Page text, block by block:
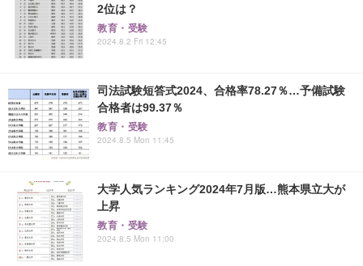
2位は？
教育・受験
2024.8.2 Fri 12:45
司法試験短答式2024、合格率78.27％…予備試験
合格者は99.37％
教育・受験
2024.8.5 Mon 11:45
大学人気ランキング2024年7月版…熊本県立大が
上昇
教育・受験
2024.8.5 Mon 11:00